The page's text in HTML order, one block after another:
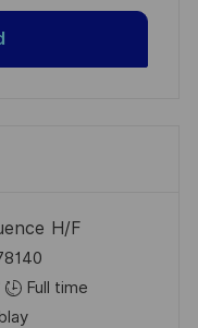
H/F
Full time